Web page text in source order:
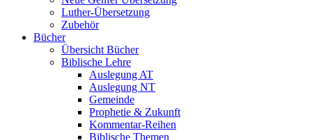
Luther-Übersetzung
Zubehör
Bücher
Übersicht Bücher
Biblische Lehre
Auslegung AT
Auslegung NT
Gemeinde
Prophetie & Zukunft
Kommentar-Reihen
Biblische Themen